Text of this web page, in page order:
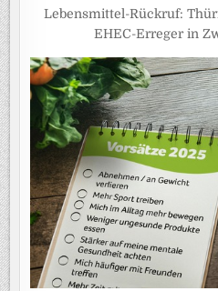
Lebensmittel-Rückruf:
EHEC-Erreger in